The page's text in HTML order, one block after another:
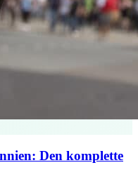
Den komplette